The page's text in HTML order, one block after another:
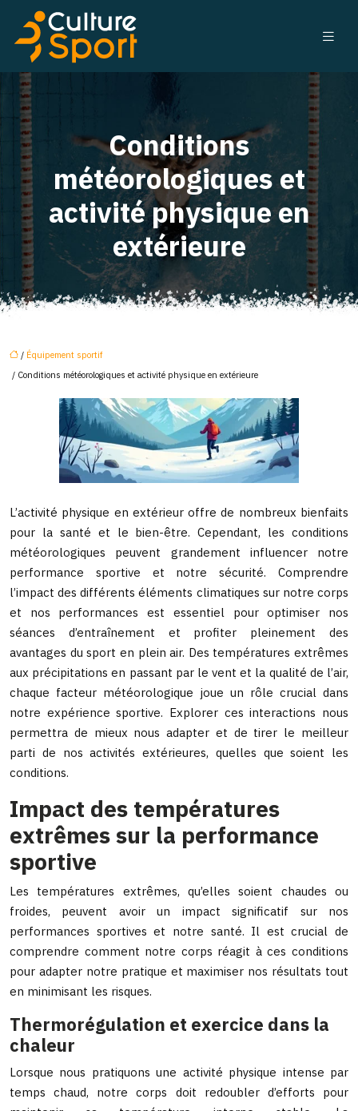
Conditions
météorologiques et
activité physique en
extérieure
/ Équipement sportif
/ Conditions météorologiques et activité physique en extérieure
L’activité physique en extérieur offre de nombreux bienfaits
pour la santé et le bien-être. Cependant, les conditions
météorologiques peuvent grandement influencer notre
performance sportive et notre sécurité. Comprendre
l’impact des différents éléments climatiques sur notre corps
et nos performances est essentiel pour optimiser nos
séances d’entraînement et profiter pleinement des
avantages du sport en plein air. Des températures extrêmes
aux précipitations en passant par le vent et la qualité de l’air,
chaque facteur météorologique joue un rôle crucial dans
notre expérience sportive. Explorer ces interactions nous
permettra de mieux nous adapter et de tirer le meilleur
parti de nos activités extérieures, quelles que soient les
conditions.
Impact des températures
extrêmes sur la performance
sportive
Les températures extrêmes, qu’elles soient chaudes ou
froides, peuvent avoir un impact significatif sur nos
performances sportives et notre santé. Il est crucial de
comprendre comment notre corps réagit à ces conditions
pour adapter notre pratique et maximiser nos résultats tout
en minimisant les risques.
Thermorégulation et exercice dans la
chaleur
Lorsque nous pratiquons une activité physique intense par
temps chaud, notre corps doit redoubler d’efforts pour